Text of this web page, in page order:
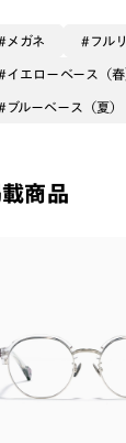
メガネ フル
イエローベース（春
ブルーベース（夏）
商品